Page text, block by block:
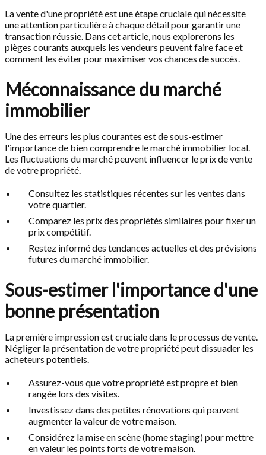
La vente d'une propriété est une étape cruciale qui nécessite
une attention particulière à chaque détail pour garantir une
transaction réussie. Dans cet article, nous explorerons les
pièges courants auxquels les vendeurs peuvent faire face et
comment les éviter pour maximiser vos chances de succès.
Méconnaissance du marché
immobilier
Une des erreurs les plus courantes est de sous-estimer
l'importance de bien comprendre le marché immobilier local.
Les fluctuations du marché peuvent influencer le prix de vente
de votre propriété.
Consultez les statistiques récentes sur les ventes dans
votre quartier.
Comparez les prix des propriétés similaires pour fixer un
prix compétitif.
Restez informé des tendances actuelles et des prévisions
futures du marché immobilier.
Sous-estimer l'importance d'une
bonne présentation
La première impression est cruciale dans le processus de vente.
Négliger la présentation de votre propriété peut dissuader les
acheteurs potentiels.
Assurez-vous que votre propriété est propre et bien
rangée lors des visites.
Investissez dans des petites rénovations qui peuvent
augmenter la valeur de votre maison.
Considérez la mise en scène (home staging) pour mettre
en valeur les points forts de votre maison.